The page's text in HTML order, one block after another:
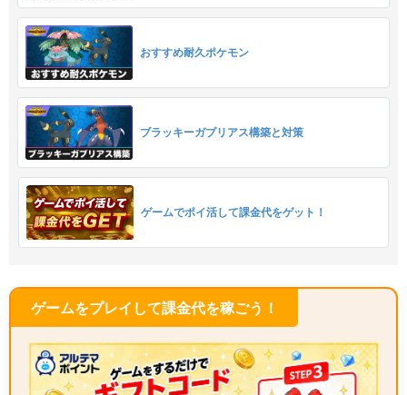
おすすめ耐久ポケモン
ブラッキーガブリアス構築と対策
ゲームでポイ活して課金代をゲット！
ゲームをプレイして課金代を稼ごう！